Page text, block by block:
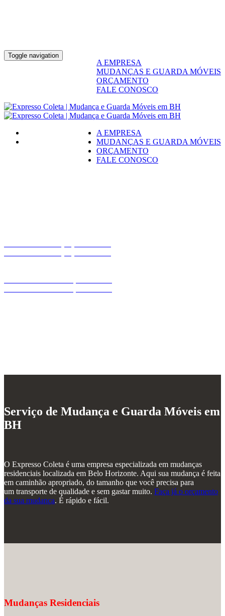
A EMPRESA
MUDANÇAS E GUARDA MÓVEIS
ORÇAMENTO
FALE CONOSCO
Toggle navigation
A EMPRESA
MUDANÇAS E GUARDA MÓVEIS
ORÇAMENTO
FALE CONOSCO
Serviço de Mudança e Guarda Móveis em
BH
O Expresso Coleta é uma empresa especializada em mudanças
residenciais localizada em Belo Horizonte. Aqui sua mudança é feita
em caminhão apropriado, do tamanho que você precisa para
um transporte de qualidade e sem gastar muito. Faça já o orçamento
da sua mudança. É rápido e fácil.
Mudanças Residenciais